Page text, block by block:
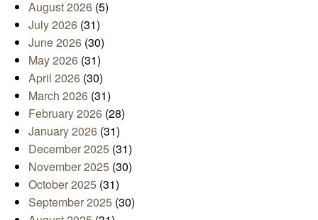
August 2026 (5)
July 2026 (31)
June 2026 (30)
May 2026 (31)
April 2026 (30)
March 2026 (31)
February 2026 (28)
January 2026 (31)
December 2025 (31)
November 2025 (30)
October 2025 (31)
September 2025 (30)